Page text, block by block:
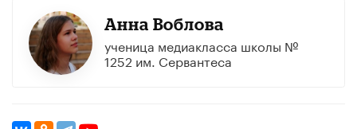
Анна Воблова
ученица медиакласса школы №
1252 им. Сервантеса